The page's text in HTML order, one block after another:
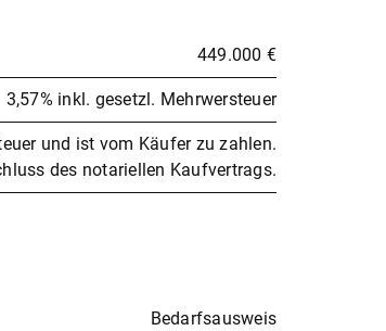
449.000 €
3,57% inkl. gesetzl. Mehrwersteuer
und ist vom Käufer zu zahlen.
des notariellen Kaufvertrags.
Bedarfsausweis